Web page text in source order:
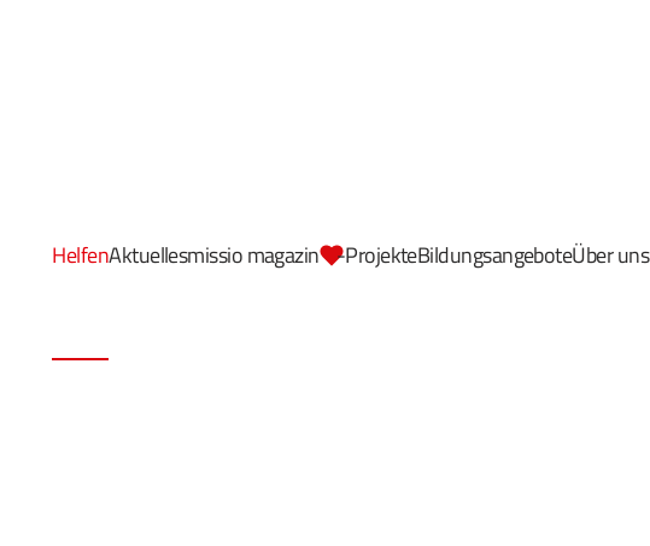
HelfenAktuellesmissio magazin -ProjekteBildungsangeboteÜber uns